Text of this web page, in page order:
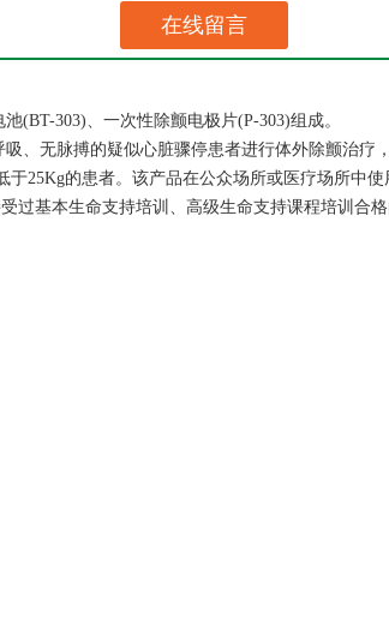
在线留言
(BT-303)、一次性除颤电极片(P-303)组成。
、无脉搏的疑似心脏骤停患者进行体外除颤治疗
于25Kg的患者。该产品在公众场所或医疗场所中
过基本生命支持培训、高级生命支持课程培训合